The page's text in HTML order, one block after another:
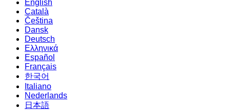
English
Català
Čeština
Dansk
Deutsch
Ελληνικά
Español
Français
한국어
Italiano
Nederlands
日本語